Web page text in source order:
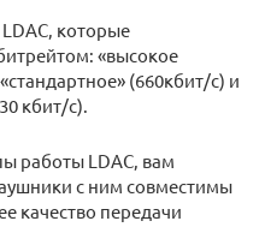
которые
«высокое
(660кбит/с) и
кбит/с).
работы LDAC, вам
с ним совместимы
качество передачи